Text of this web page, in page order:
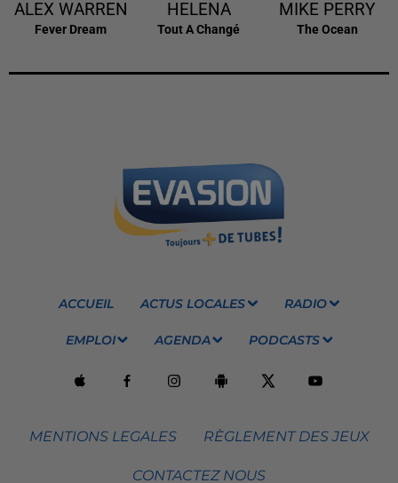
ALEX WARREN
Fever Dream
HELENA
Tout A Changé
MIKE PERRY
The Ocean
ACCUEIL ACTUS LOCALES RADIO
EMPLOI AGENDA PODCASTS
MENTIONS LEGALES RÈGLEMENT DES JEUX
CONTACTEZ NOUS